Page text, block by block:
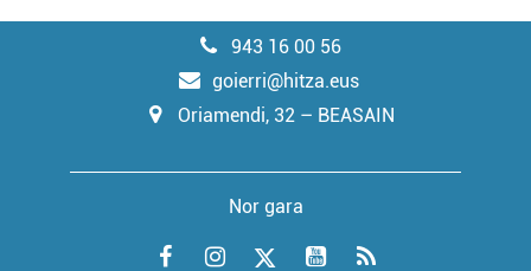
943 16 00 56
goierri@hitza.eus
Oriamendi, 32 – BEASAIN
Nor gara